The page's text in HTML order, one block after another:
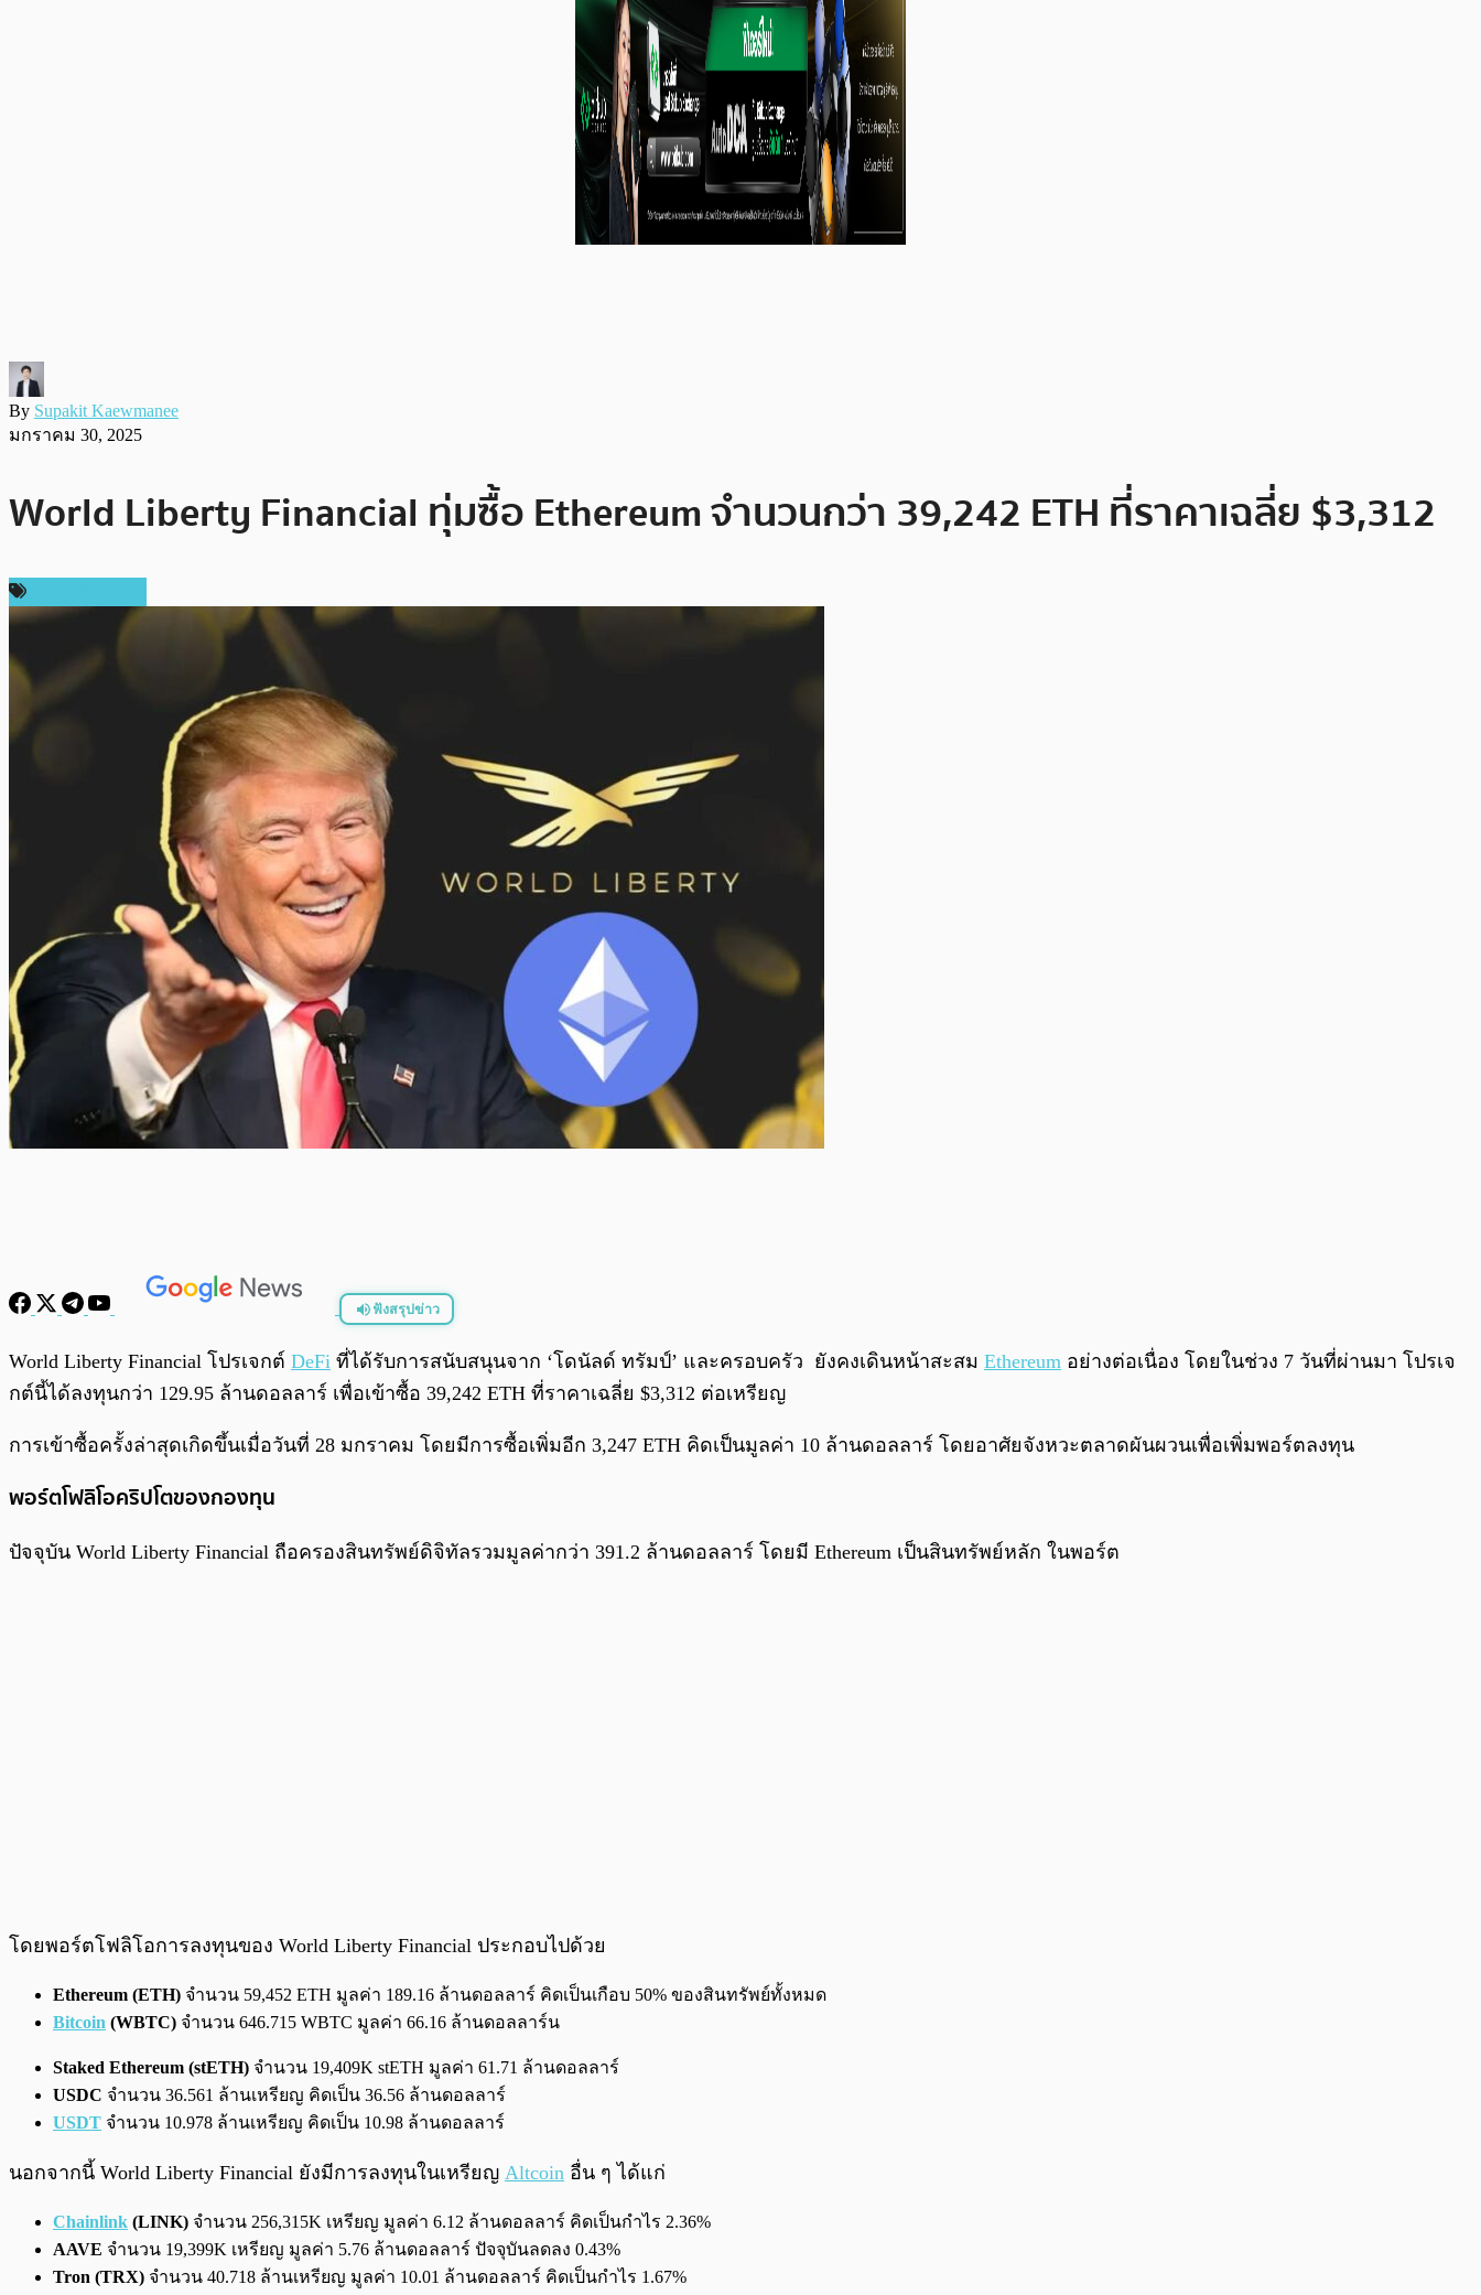
By Supakit Kaewmanee
มกราคม 30, 2025
World Liberty Financial ทุ่มซื้อ Ethereum จำนวนกว่า 39,242 ETH ที่ราคาเฉลี่ย $3,312
ฟังสรุปข่าว
พร้อมเล่น 0:00
World Liberty Financial โปรเจกต์ DeFi ที่ได้รับการสนับสนุนจาก ‘โดนัลด์ ทรัมป์’ และครอบครัว ยังคงเดินหน้าสะสม Ethereum อย่างต่อเนื่อง โดยในช่วง 7 วันที่ผ่านมา โปรเจ
กต์นี้ได้ลงทุนกว่า 129.95 ล้านดอลลาร์ เพื่อเข้าซื้อ 39,242 ETH ที่ราคาเฉลี่ย $3,312 ต่อเหรียญ
การเข้าซื้อครั้งล่าสุดเกิดขึ้นเมื่อวันที่ 28 มกราคม โดยมีการซื้อเพิ่มอีก 3,247 ETH คิดเป็นมูลค่า 10 ล้านดอลลาร์ โดยอาศัยจังหวะตลาดผันผวนเพื่อเพิ่มพอร์ตลงทุน
พอร์ตโฟลิโอคริปโตของกองทุน
ปัจจุบัน World Liberty Financial ถือครองสินทรัพย์ดิจิทัลรวมมูลค่ากว่า 391.2 ล้านดอลลาร์ โดยมี Ethereum เป็นสินทรัพย์หลัก ในพอร์ต
โดยพอร์ตโฟลิโอการลงทุนของ World Liberty Financial ประกอบไปด้วย
Ethereum (ETH) จำนวน 59,452 ETH มูลค่า 189.16 ล้านดอลลาร์ คิดเป็นเกือบ 50% ของสินทรัพย์ทั้งหมด
Bitcoin (WBTC) จำนวน 646.715 WBTC มูลค่า 66.16 ล้านดอลลาร์น
Staked Ethereum (stETH) จำนวน 19,409K stETH มูลค่า 61.71 ล้านดอลลาร์
USDC จำนวน 36.561 ล้านเหรียญ คิดเป็น 36.56 ล้านดอลลาร์
USDT จำนวน 10.978 ล้านเหรียญ คิดเป็น 10.98 ล้านดอลลาร์
นอกจากนี้ World Liberty Financial ยังมีการลงทุนในเหรียญ Altcoin อื่น ๆ ได้แก่
Chainlink (LINK) จำนวน 256,315K เหรียญ มูลค่า 6.12 ล้านดอลลาร์ คิดเป็นกำไร 2.36%
AAVE จำนวน 19,399K เหรียญ มูลค่า 5.76 ล้านดอลลาร์ ปัจจุบันลดลง 0.43%
Tron (TRX) จำนวน 40.718 ล้านเหรียญ มูลค่า 10.01 ล้านดอลลาร์ คิดเป็นกำไร 1.67%